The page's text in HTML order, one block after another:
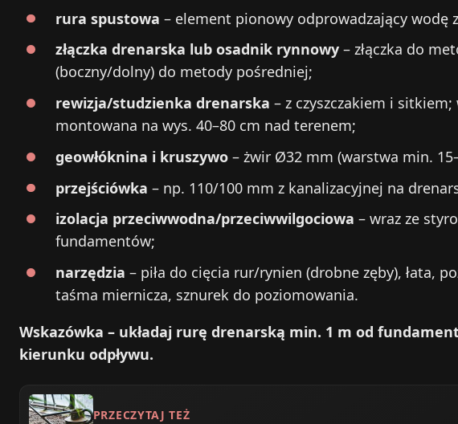
rura spustowa – element pionowy odprowadzający wodę
złączka drenarska lub osadnik rynnowy – złączka do
(boczny/dolny) do metody pośredniej;
rewizja/studzienka drenarska – z czyszczakiem i
montowana na wys. 40–80 cm nad terenem;
geowłóknina i kruszywo – żwir Ø32 mm (warstwa min.
przejściówka – np. 110/100 mm z kanalizacyjnej na
izolacja przeciwwodna/przeciwwilgociowa – wraz ze
fundamentów;
narzędzia – piła do cięcia rur/rynien (drobne zęby), łata,
taśma miernicza, sznurek do poziomowania.
Wskazówka – układaj rurę drenarską min. 1 m od
kierunku odpływu.
PRZECZYTAJ TEŻ